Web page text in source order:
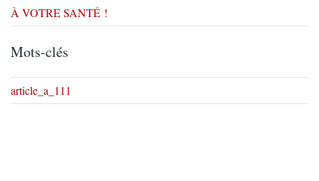
À VOTRE SANTÉ !
Mots-clés
article_a_111